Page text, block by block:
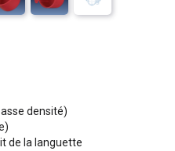
densité)
de la languette